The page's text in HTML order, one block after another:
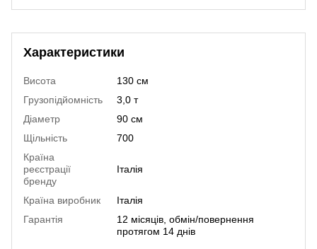
Характеристики
Висота
130 см
Грузопідйомність
3,0 т
Діаметр
90 см
Щільність
700
Країна
реєстрації
бренду
Італія
Країна виробник
Італія
Гарантія
12 місяців, обмін/повернення
протягом 14 днів